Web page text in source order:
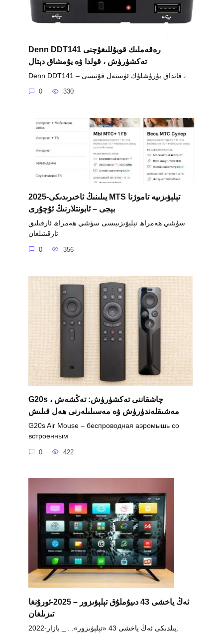
Denn DDT141 رەقەملىك قوبۇللىغۇچنى
تەكشۈرۈش ، قولدا ۋە يۇمشاق دېتال
Denn DDT141 – قانداق يۈرۈشلۈك ئۈستەل قۇتىسى ،
0 330
2025-يىلىنىڭ ئاخىرىدىكى MTS تېلېۋىزىيە تاموژنا
بېجى – ئابونتلارنىڭ ئۇچۇرى
سۈنئىي ھەمراھ تېلېۋىزىيىسى سۈنئىي ھەمراھ ئارقىلىق
تارقىتىلغان
0 356
G20s چاشقاننى تەكشۈرۈش: تەڭشەش ،
مەشىقلەندۈرۈش ۋە مەسىلىلەرنى ھەل قىلىش
G20s Air Mouse – беспроводная аэромышь со
встроенным
0 422
ئەڭ ياخشى 43 دىيۇملۇق تېلېۋىزور – 2025-ئورۇنغا
تىزىلغان